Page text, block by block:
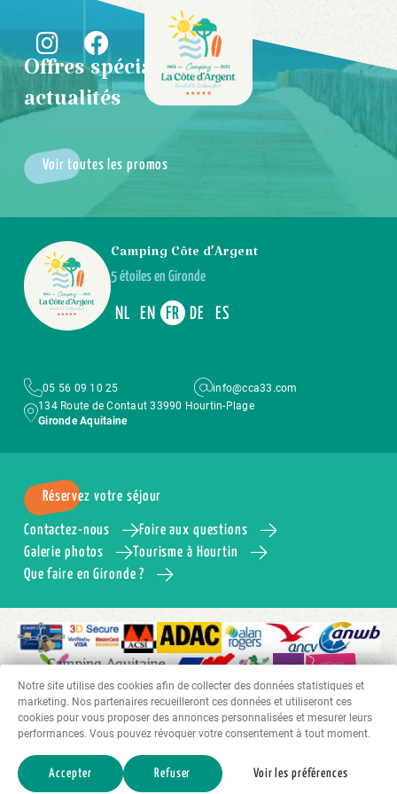
Notre site utilise des cookies afin de collecter des données statistiques et
marketing. Nos partenaires recueilleront ces données et utiliseront ces
cookies pour vous proposer des annonces personnalisées et mesurer leurs
performances. Vous pouvez révoquer votre consentement à tout moment.
Accepter Refuser Voir les préférences
Offres spéciales &
actualités
Voir toutes les promos
Camping Côte d’Argent
5 étoiles en Gironde
NL EN FR DE ES
05 56 09 10 25
info@cca33.com
134 Route de Contaut 33990 Hourtin-Plage
Gironde Aquitaine
Réservez votre séjour
Contactez-nous
Foire aux questions
Galerie photos
Tourisme à Hourtin
Que faire en Gironde ?
© Copyright 2024 Camping Côte d’Argent – camping 5 étoiles – Aquitaine | Tous droits réservés –
Réalisation :Francecom